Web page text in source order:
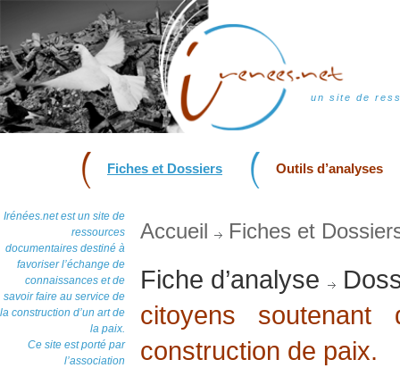
un site de
Fiches et Dossiers Outils d’analyses
Irénées.net est un site de
ressources
documentaires destiné à
favoriser l’échange de
connaissances et de
savoir faire au service de
la construction d’un art de
la paix.
Ce site est porté par
l’association
Accueil Fiches et
Fiche d’analyse
citoyens
construction de paix.